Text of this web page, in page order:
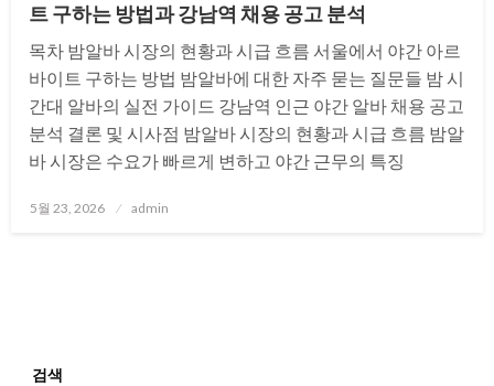
트 구하는 방법과 강남역 채용 공고 분석
목차 밤알바 시장의 현황과 시급 흐름 서울에서 야간 아르
바이트 구하는 방법 밤알바에 대한 자주 묻는 질문들 밤 시
간대 알바의 실전 가이드 강남역 인근 야간 알바 채용 공고
분석 결론 및 시사점 밤알바 시장의 현황과 시급 흐름 밤알
바 시장은 수요가 빠르게 변하고 야간 근무의 특징
Posted
5월 23, 2026 admin
검색